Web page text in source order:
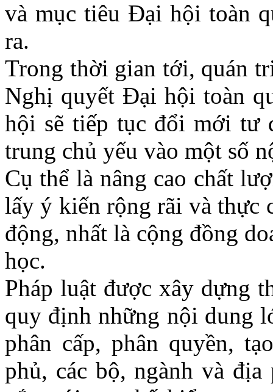
và mục tiêu Đại hội toàn
ra.
Trong thời gian tới, quán
Nghị quyết Đại hội toàn
hội sẽ tiếp tục đổi mới tư
trung chủ yếu vào một số
Cụ thể là nâng cao chất
lấy ý kiến rộng rãi và thực
động, nhất là cộng đồng
học.
Pháp luật được xây dựng
quy định những nội dung
phân cấp, phân quyền,
phủ, các bộ, ngành và